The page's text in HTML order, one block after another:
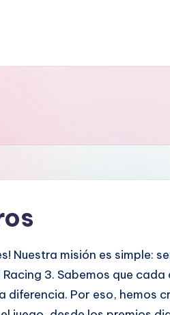
Nuestra misión es simple:
3. Sabemos que
diferencia. Por eso, hemos